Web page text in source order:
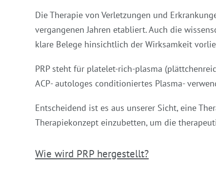
Die Therapie von Verletzungen und
vergangenen Jahren etabliert. Auch die
klare Belege hinsichtlich der Wirksamkeit
PRP steht für platelet-rich-plasma
ACP- autologes conditioniertes Plasma-
Entscheidend ist es aus unserer Sicht, eine
Therapiekonzept einzubetten, um die
Wie wird PRP hergestellt?